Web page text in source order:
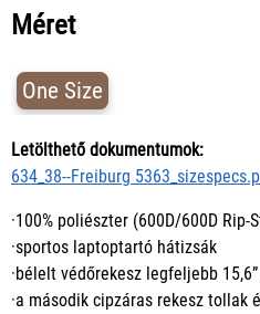
Méret
One Size
Letölthető dokumentumok:
634_38--Freiburg
·100% poliészter (600D/600D Rip-
·sportos laptoptartó hátizsák
·bélelt védőrekesz legfeljebb
·a második cipzáras rekesz tollak